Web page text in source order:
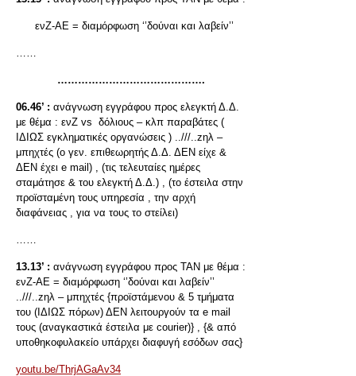
ενΖ-ΑΕ = διαμόρφωση ‘’δούναι και λαβείν’’
……
…………………………………….
06.46’ : ανάγνωση εγγράφου προς ελεγκτή Δ.Δ.
με θέμα : ενΖ vs δόλιους – κλπ παραβάτες (
ΙΔΙΩΣ εγκληματικές οργανώσεις ) ..///..zηλ –
μπηχτές (ο γεν. επιθεωρητής Δ.Δ. ΔΕΝ είχε &
ΔΕΝ έχει e mail) , (τις τελευταίες ημέρες
σταμάτησε & του ελεγκτή Δ.Δ.) , (το έστειλα στην
προϊσταμένη τους υπηρεσία , την αρχή
διαφάνειας , για να τους το στείλει)
……
13.13’ : ανάγνωση εγγράφου προς ΤΑΝ με θέμα :
ενΖ-ΑΕ = διαμόρφωση ‘’δούναι και λαβείν’’
..///..zηλ – μπηχτές {προϊστάμενου & 5 τμήματα
του (ΙΔΙΩΣ πόρων) ΔΕΝ λειτουργούν τα e mail
τους (αναγκαστικά έστειλα με courier)} , {& από
υποθηκοφυλακείο υπάρχει διαφυγή εσόδων σας}
youtu.be/ThrjAGaAv34